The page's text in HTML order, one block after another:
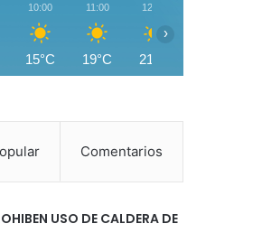
10:00
15°C
11:00
19°C
12:00
21°C
›
Comentarios
USO DE CALDERA DE